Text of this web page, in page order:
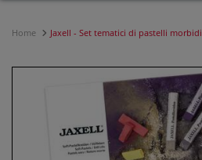
Home Jaxell - Set tematici di pastelli morbidi